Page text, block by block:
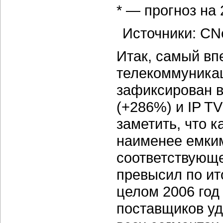
* — прогноз на
Источники:
Итак, самый
зафиксирован
(+286%) и IP
заметить, что
наименее
превысил по
целом 2006
поставщиков